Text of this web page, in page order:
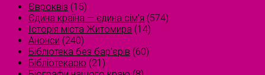
Євроквіз (15)
Єдина країна — єдина сім’я (574)
Історія міста Житомира (14)
Анонси (240)
Бібліотека без бар'єрів (60)
Бібліотекарю (21)